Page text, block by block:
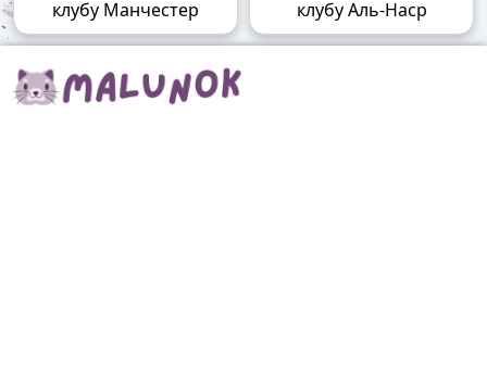
клубу Манчестер
клубу Аль-Наср